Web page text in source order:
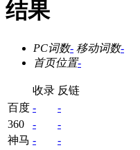
结果
PC词数- 移动词数-
首页位置-
收录 反链
百度 -
-
360
-
-
神马 -
-